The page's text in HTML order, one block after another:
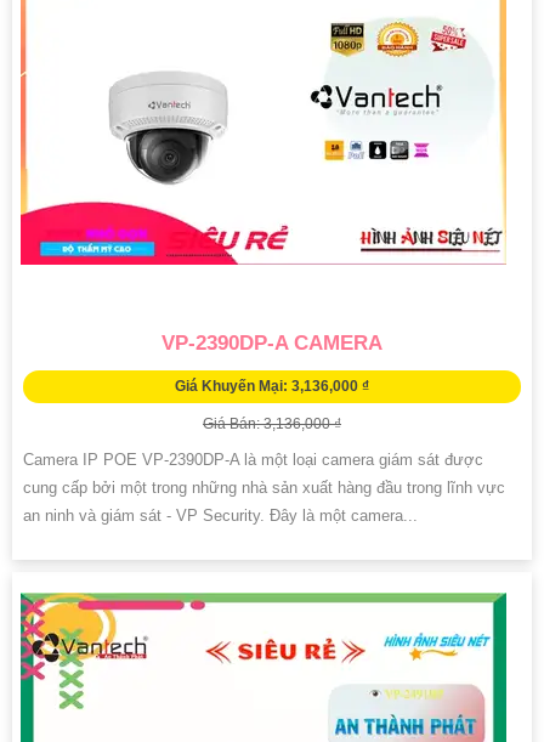
VP-2390DP-A CAMERA
Giá Khuyến Mại: 3,136,000 ₫
Giá Bán: 3,136,000 ₫
Camera IP POE VP-2390DP-A là một loại camera giám sát được
cung cấp bởi một trong những nhà sản xuất hàng đầu trong lĩnh vực
an ninh và giám sát - VP Security. Đây là một camera...